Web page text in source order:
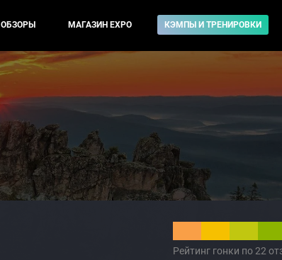
ОБЗОРЫ МАГАЗИН EXPO КЭМПЫ И ТРЕНИРОВКИ
Рейтинг гонки по 22